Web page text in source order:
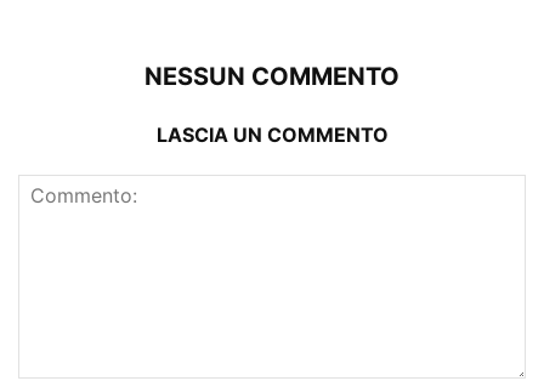
NESSUN COMMENTO
LASCIA UN COMMENTO